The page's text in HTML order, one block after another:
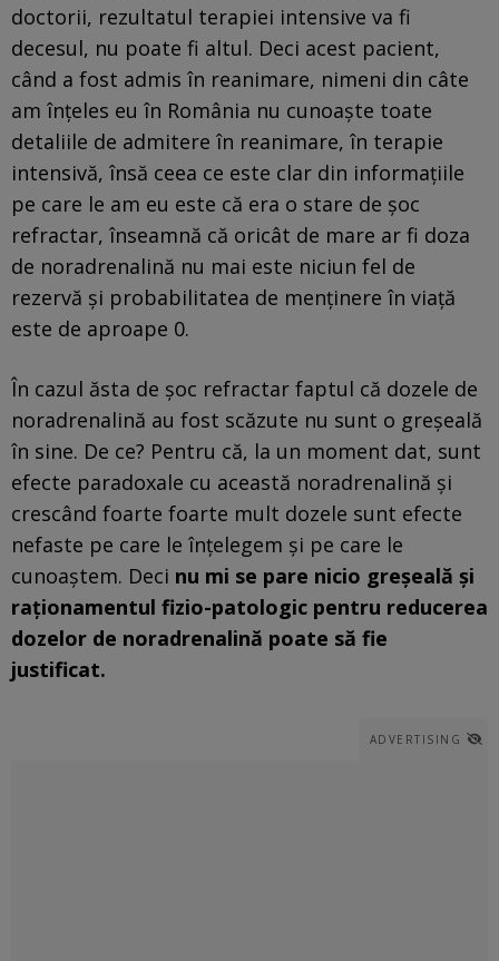
doctorii, rezultatul terapiei intensive va fi
decesul, nu poate fi altul. Deci acest pacient,
când a fost admis în reanimare, nimeni din câte
am înţeles eu în România nu cunoaşte toate
detaliile de admitere în reanimare, în terapie
intensivă, însă ceea ce este clar din informaţiile
pe care le am eu este că era o stare de şoc
refractar, înseamnă că oricât de mare ar fi doza
de noradrenalină nu mai este niciun fel de
rezervă şi probabilitatea de menţinere în viaţă
este de aproape 0.
În cazul ăsta de şoc refractar faptul că dozele de
noradrenalină au fost scăzute nu sunt o greşeală
în sine. De ce? Pentru că, la un moment dat, sunt
efecte paradoxale cu această noradrenalină şi
crescând foarte foarte mult dozele sunt efecte
nefaste pe care le înţelegem şi pe care le
cunoaştem. Deci nu mi se pare nicio greşeală şi
raţionamentul fizio-patologic pentru reducerea
dozelor de noradrenalină poate să fie
justificat.
ADVERTISING